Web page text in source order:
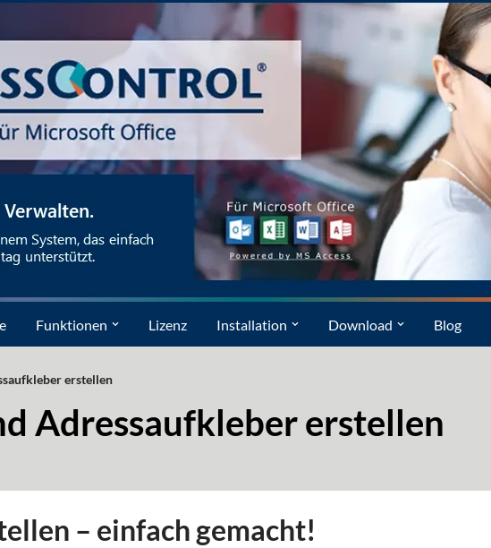
Funktionen Lizenz Installation Download Blog
erstellen
Adressaufkleber erstellen
– einfach gemacht!